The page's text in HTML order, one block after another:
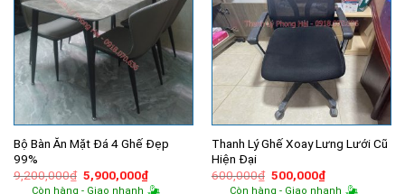
Bộ Bàn Ăn Mặt Đá 4 Ghế Đẹp
99%
9,200,000₫ Giá
gốc
5,900,000₫Giá
hiện
Còn hàng - Giao nhanh
Thanh Lý Ghế Xoay Lưng Lưới Cũ
Hiện Đại
600,000₫ Giá
gốc
500,000₫Giá
hiện
Còn hàng - Giao nhanh